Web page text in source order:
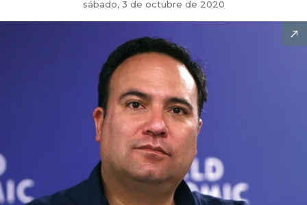
sábado, 3 de octubre de 2020